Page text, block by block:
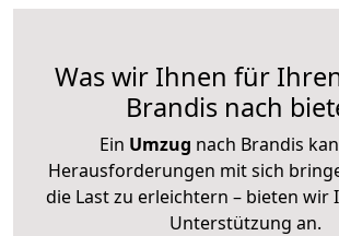
Was wir Ihnen für
Brandis nach
Ein Umzug nach Brandis
Herausforderungen mit sich
die Last zu erleichtern – bieten wir
Unterstützung an.